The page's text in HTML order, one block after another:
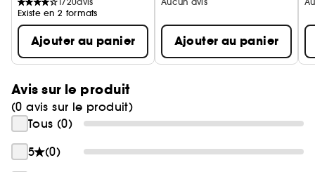
Existe en 2 formats
Ajouter au panier Ajouter au panier
Avis sur le produit
(0 avis sur le produit)
Tous (0)
5
(0)